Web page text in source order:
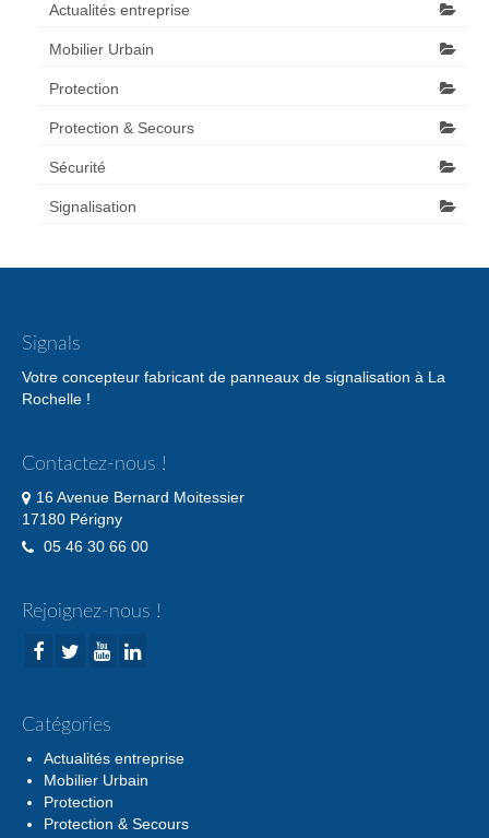
Actualités entreprise
Mobilier Urbain
Protection
Protection & Secours
Sécurité
Signalisation
Signals
Votre concepteur fabricant de panneaux de signalisation à La
Rochelle !
Contactez-nous !
16 Avenue Bernard Moitessier
17180 Périgny
05 46 30 66 00
Rejoignez-nous !
Catégories
Actualités entreprise
Mobilier Urbain
Protection
Protection & Secours